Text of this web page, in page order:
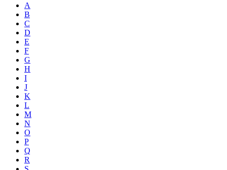
A
B
C
D
E
F
G
H
I
J
K
L
M
N
O
P
Q
R